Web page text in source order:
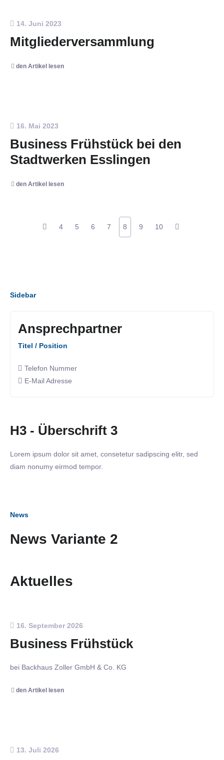
14. Juni 2023
Mitgliederversammlung
den Artikel lesen
16. Mai 2023
Business Frühstück bei den
Stadtwerken Esslingen
den Artikel lesen
4 5 6 7 8 9 10
Sidebar
Ansprechpartner
Titel / Position
Telefon Nummer
E-Mail Adresse
H3 - Überschrift 3
Lorem ipsum dolor sit amet, consetetur sadipscing elitr, sed
diam nonumy eirmod tempor.
News
News Variante 2
Aktuelles
16. September 2026
Business Frühstück
bei Backhaus Zoller GmbH & Co. KG
den Artikel lesen
13. Juli 2026